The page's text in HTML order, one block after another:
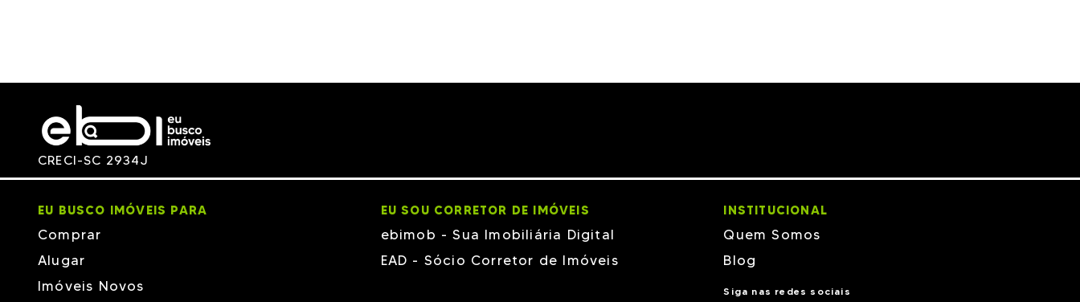
CRECI-SC 2934J
EU BUSCO IMÓVEIS PARA
Comprar
Alugar
Imóveis Novos
EU SOU CORRETOR DE IMÓVEIS
ebimob - Sua Imobiliária Digital
EAD - Sócio Corretor de Imóveis
INSTITUCIONAL
Quem Somos
Blog
Siga nas redes sociais